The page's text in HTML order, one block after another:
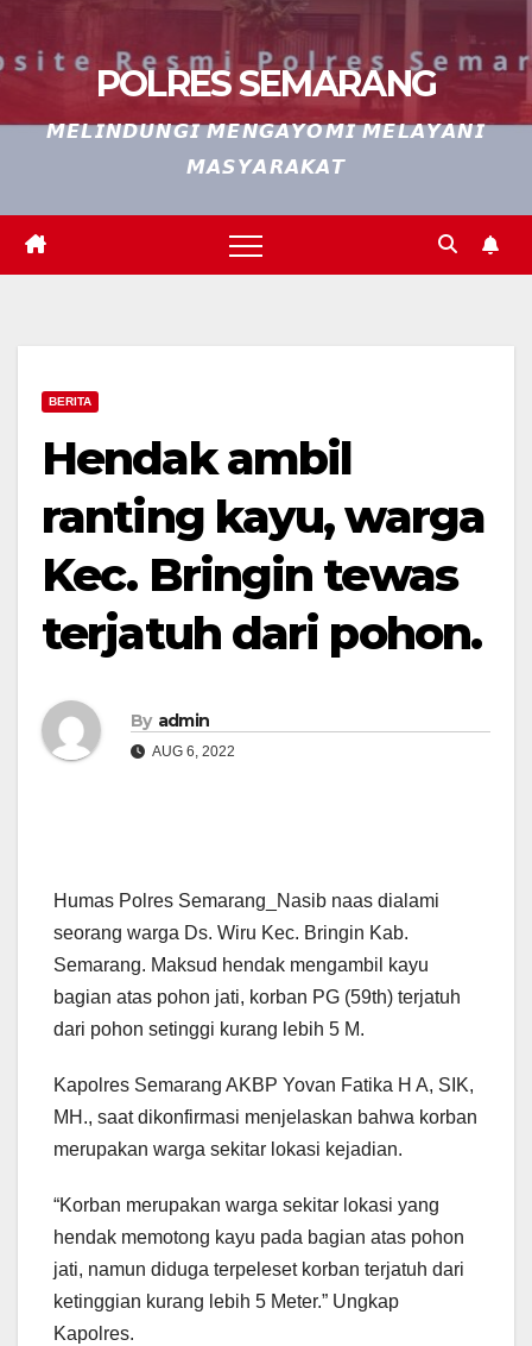
POLRES SEMARANG
𝙈𝙀𝙇𝙄𝙉𝘿𝙐𝙉𝙂𝙄 𝙈𝙀𝙉𝙂𝘼𝙔𝙊𝙈𝙄 𝙈𝙀𝙇𝘼𝙔𝘼𝙉𝙄
𝙈𝘼𝙎𝙔𝘼𝙍𝘼𝙆𝘼𝙏
BERITA
Hendak ambil
ranting kayu, warga
Kec. Bringin tewas
terjatuh dari pohon.
By admin
AUG 6, 2022
Humas Polres Semarang_Nasib naas dialami
seorang warga Ds. Wiru Kec. Bringin Kab.
Semarang. Maksud hendak mengambil kayu
bagian atas pohon jati, korban PG (59th) terjatuh
dari pohon setinggi kurang lebih 5 M.
Kapolres Semarang AKBP Yovan Fatika H A, SIK,
MH., saat dikonfirmasi menjelaskan bahwa korban
merupakan warga sekitar lokasi kejadian.
“Korban merupakan warga sekitar lokasi yang
hendak memotong kayu pada bagian atas pohon
jati, namun diduga terpeleset korban terjatuh dari
ketinggian kurang lebih 5 Meter.” Ungkap
Kapolres.